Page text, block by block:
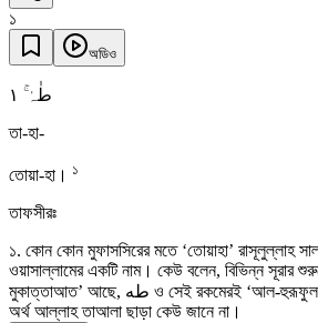
১
অডিও
طٰہٰ ۚ ١
তা-হা-
তোয়া-হা। ১
তাফসীরঃ
১. কোন কোন মুফাসসিরের মতে ‘তোয়াহা’ রাসূলুল্লাহ
ওয়াসাল্লামের একটি নাম। কেউ বলেন, বিভিন্ন সূরার
মুকাত্তাআত’ আছে, طه ও সেই রকমেরই ‘আল-হুরূফুল মুকাত্তাআত’। এর প্রকৃত
অর্থ আল্লাহ তাআলা ছাড়া কেউ জানে না।